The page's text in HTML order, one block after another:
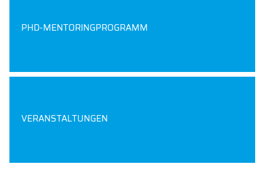
PHD-MENTORINGPROGRAMM
VERANSTALTUNGEN